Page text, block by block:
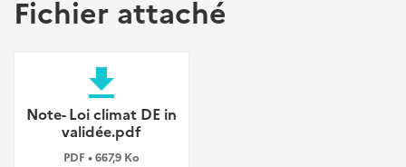
Fichier attaché
file_download
Note- Loi climat DE in
validée.pdf
PDF • 667,9 Ko